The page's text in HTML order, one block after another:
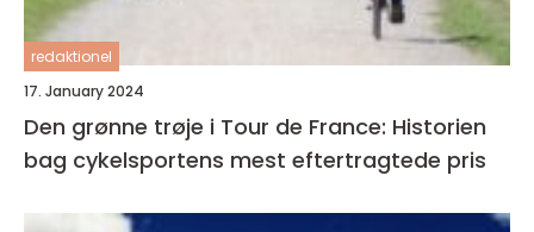
redaktionel
17. January 2024
Den grønne trøje i Tour de France: Historien
bag cykelsportens mest eftertragtede pris